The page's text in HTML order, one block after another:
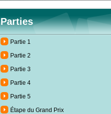
Parties
Partie 1
Partie 2
Partie 3
Partie 4
Partie 5
Étape du Grand Prix